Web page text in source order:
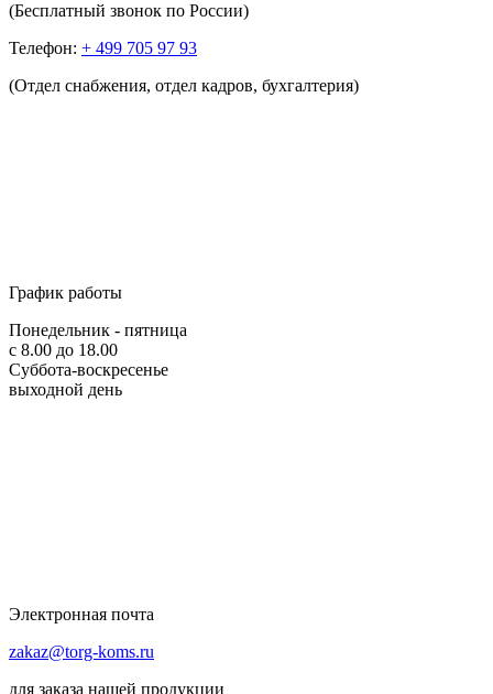
(Бесплатный звонок по России)
Телефон: + 499 705 97 93
(Отдел снабжения, отдел кадров, бухгалтерия)
График работы
Понедельник - пятница
с 8.00 до 18.00
Суббота-воскресенье
выходной день
Электронная почта
zakaz@torg-koms.ru
для заказа нашей продукции